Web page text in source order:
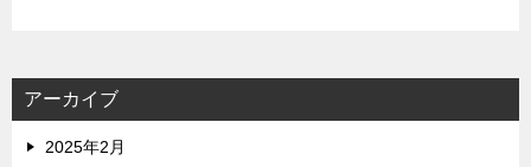
アーカイブ
2025年2月